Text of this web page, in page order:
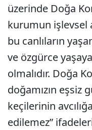
üzerinde Doğa
kurumun işlevsel
bu canlıların
ve özgürce
olmalıdır. Doğa
doğamızın eşsiz
keçilerinin
edilemez”